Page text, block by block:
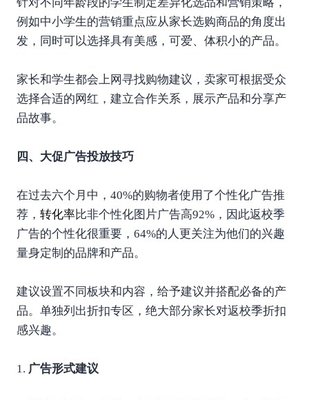
针对不同年龄段的学生制定差异化选品和营销策略，
例如中小学生的营销重点应从家长选购商品的角度出
发，同时可以选择具有美感，可爱、体积小的产品。
家长和学生都会上网寻找购物建议，卖家可根据受众
选择合适的网红，建立合作关系，展示产品和分享产
品故事。
四、大促广告投放技巧
在过去六个月中，40%的购物者使用了个性化广告推
荐， 转化率比非个性化图片广告高92%，因此返校季
广告的个性化很重要，64%的人更关注为他们的兴趣
量身定制的品牌和产品。
建议设置不同板块和内容，给予建议并搭配必备的产
品。单独列出折扣专区，绝大部分家长对返校季折扣
感兴趣。
1. 广告形式建议